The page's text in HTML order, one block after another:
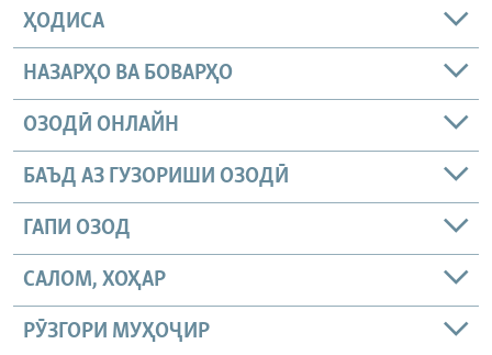
ҲОДИСА
НАЗАРҲО ВА БОВАРҲО
ОЗОДӢ ОНЛАЙН
БАЪД АЗ ГУЗОРИШИ ОЗОДӢ
ГАПИ ОЗОД
САЛОМ, ХОҲАР
РӮЗГОРИ МУҲОҶИР